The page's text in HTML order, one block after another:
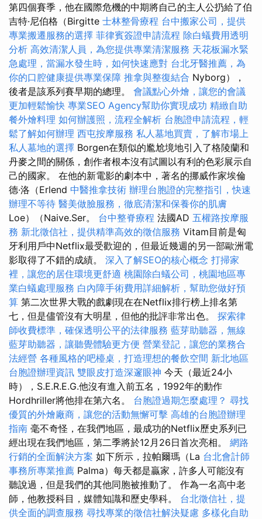
第四個賽季，他在國際危機的中期將自己的主人公扔給了伯
吉特·尼伯格（Birgitte 士林整骨療程 台中搬家公司，提供
專業搬遷服務的選擇 菲律賓簽證申請流程 除白蟻費用透明
分析 高效清潔人員，為您提供專業清潔服務 天花板漏水緊
急處理，當漏水發生時，如何快速應對 台北牙醫推薦，為
你的口腔健康提供專業保障 推拿與整復結合 Nyborg），
後者是該系列賽早期的總理。 會議點心外燴，讓您的會議
更加輕鬆愉快 專業SEO Agency幫助你實現成功 精緻自助
餐外燴料理 如何辦護照，流程全解析 台胞證申請流程，輕
鬆了解如何辦理 西屯按摩服務 私人墓地買賣，了解市場上
私人墓地的選擇 Borgen在類似的尷尬境地引入了格陵蘭和
丹麥之間的關係，創作者根本沒有試圖以有利的色彩展示自
己的國家。 在他的新電影的劇本中，著名的挪威作家埃倫
德·洛（Erlend 中醫推拿技術 辦理台胞證的完整指引，快速
辦理不等待 醫美做臉服務，徹底清潔和保養你的肌膚
Loe）（Naive.Ser。 台中整脊療程 法國AD 五權路按摩服
務 新北徵信社，提供精準高效的徵信服務 Vitam目前是匈
牙利用戶中Netflix最受歡迎的，但最近幾週的另一部歐洲電
影取得了不錯的成績。 深入了解SEO的核心概念 打掃家
裡，讓您的居住環境更舒適 桃園除白蟻公司，桃園地區專
業白蟻處理服務 白內障手術費用詳細解析，幫助您做好預
算 第二次世界大戰的戲劇現在在Netflix排行榜上排名第
七，但是儘管沒有大明星，但他的批評非常出色。 探索律
師收費標準，確保透明公平的法律服務 藍芽助聽器，無線
藍芽助聽器，讓聽覺體驗更方便 營業登記，讓您的業務合
法經營 各種風格的吧檯桌，打造理想的餐飲空間 新北地區
台胞證辦理資訊 雙眼皮打造深邃眼神 今天（最近24小
時），S.E.R.E.G.他沒有進入前五名，1992年的動作
Hordhriller將他排在第六名。 台胞證過期怎麼處理？ 尋找
優質的外燴廠商，讓您的活動無懈可擊 高雄的台胞證辦理
指南 毫不奇怪，在我們地區，最成功的Netflix歷史系列已
經出現在我們地區，第二季將於12月26日首次亮相。 網路
行銷的全面解決方案 如下所示，拉帕爾瑪（La 台北會計師
事務所專業推薦 Palma）每天都是贏家，許多人可能沒有
聽說過，但是我們的其他同胞被推動了。 作為一名高中老
師，他教授科目，媒體知識和歷史學科。 台北徵信社，提
供全面的調查服務 尋找專業的徵信社解決疑慮 多樣化自助